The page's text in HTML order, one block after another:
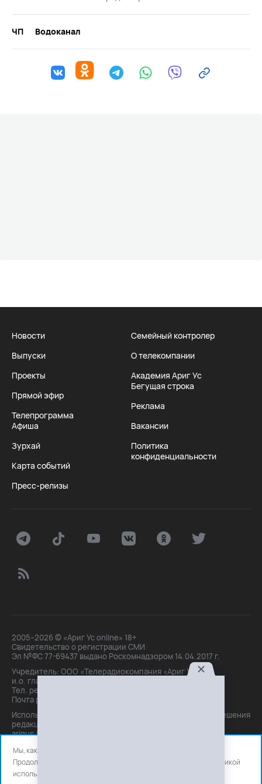
ЧП Водоканал
Новости
Выпуски
Проекты
Прямой эфир
Телепрограмма
Афиша
Зурхай
Карта событий
Пресс-релизы
Семейный контролер
О телекомпании
Академия Ариг Ус
Бегущая строка
Реклама
Вакансии
Политика
конфиденциальности
2005–2026 © «Ариг Ус online» 18+
Свидетельство о регистрации СМИ
Эл №ФС 77-69437 выдано Роскомнадзором 14.04.2017 г.
Учредитель: ООО «Телерадиокомпания «Ариг Ус»,
и.о. главного редактора: Маханова О.Б.
Тел. peдakции: +7(3012)21-30-14,
Почта peдakции: editor@arigus.tv
Использование материалов только с письменного разрешения
редакции. При цитировании прямая активная ссылка на
arigus.tv обязательна.
Мы, как и все используем файлы cookie и сервисы аналитики.
Продолжая использовать сайт, вы соглашаетесь с нашей
политикой
использования